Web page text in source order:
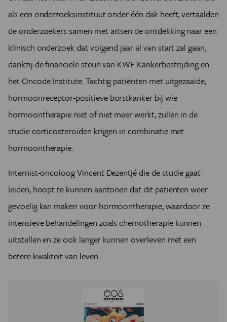
als een onderzoeksinstituut onder één dak heeft, vertaalden
de onderzoekers samen met artsen de ontdekking naar een
klinisch onderzoek dat volgend jaar al van start zal gaan,
dankzij de financiële steun van KWF Kankerbestrijding en
het Oncode Institute. Tachtig patiënten met uitgezaaide,
hormoonreceptor-positieve borstkanker bij wie
hormoontherapie niet of niet meer werkt, zullen in de
studie corticosteroïden krijgen in combinatie met
hormoontherapie.
Internist-oncoloog Vincent Dezentjé die de studie gaat
leiden, hoopt te kunnen aantonen dat dit patiënten weer
gevoelig kan maken voor hormoontherapie, waardoor ze
intensieve behandelingen zoals chemotherapie kunnen
uitstellen en ze ook langer kunnen overleven met een
betere kwaliteit van leven.